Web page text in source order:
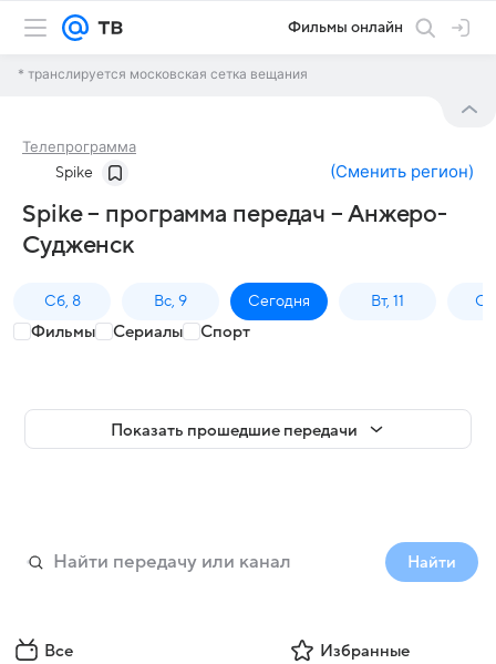
Фильмы онлайн
* транслируется московская сетка вещания
Телепрограмма
Spike (Сменить регион)
Spike – программа передач – Анжеро-
Судженск
Сб, 8 Вс, 9 Сегодня Вт, 11
Фильмы Сериалы Спорт
Показать прошедшие передачи
Найти
Все Избранные